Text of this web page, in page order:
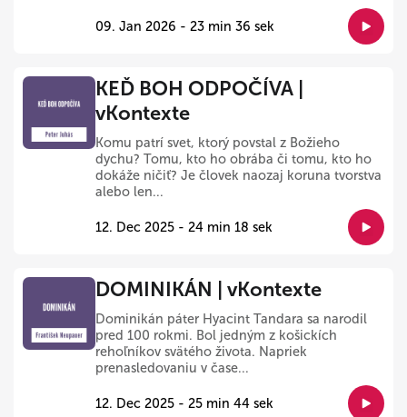
09. Jan 2026 - 23 min 36 sek
KEĎ BOH ODPOČÍVA |
vKontexte
Komu patrí svet, ktorý povstal z Božieho
dychu? Tomu, kto ho obrába či tomu, kto ho
dokáže ničiť? Je človek naozaj koruna tvorstva
alebo len...
12. Dec 2025 - 24 min 18 sek
DOMINIKÁN | vKontexte
Dominikán páter Hyacint Tandara sa narodil
pred 100 rokmi. Bol jedným z košickích
rehoľníkov svätého života. Napriek
prenasledovaniu v čase...
12. Dec 2025 - 25 min 44 sek